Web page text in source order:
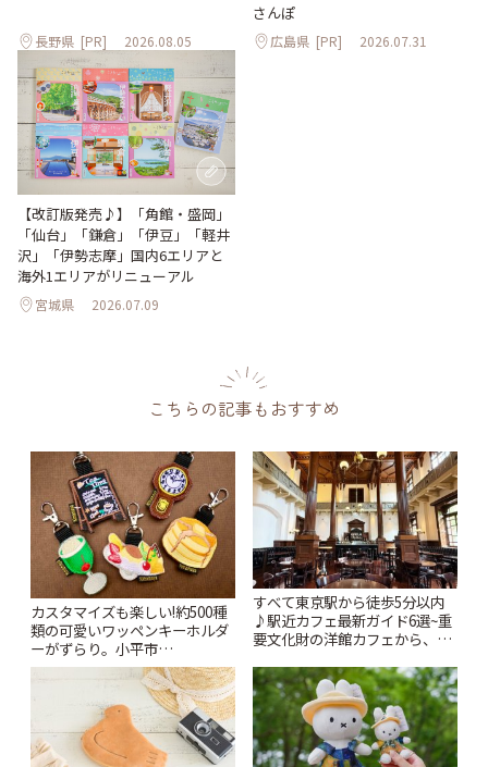
長野県 [PR] 2026.08.05
さんぽ
広島県 [PR] 2026.07.31
【改訂版発売♪】「角館・盛岡」
「仙台」「鎌倉」「伊豆」「軽井
沢」「伊勢志摩」国内6エリアと
海外1エリアがリニューアル
宮城県 2026.07.09
こちらの記事もおすすめ
カスタマイズも楽しい!約500種
類の可愛いワッペンキーホルダ
ーがずらり。小平市
「Kimamaya T&K」 | ことりっ
すべて東京駅から徒歩5分以内
♪駅近カフェ最新ガイド6選~重
要文化財の洋館カフェから、改
りっぷ